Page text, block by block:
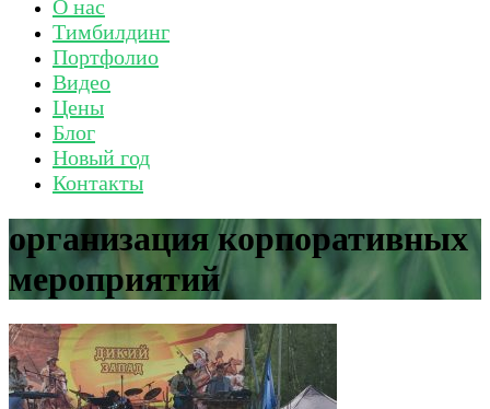
О нас
Тимбилдинг
Портфолио
Видео
Цены
Блог
Новый год
Контакты
организация корпоративных
мероприятий